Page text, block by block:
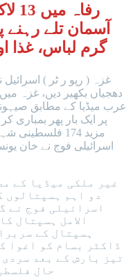
آسمان تلے
گرم لباس، غذا
غزہ ( رپو ر ٹر )
دھجیاں بکھیر دیں، غزہ
عرب میڈیا کے مطابق
اسرائیلی فوج نے خان
غیر ملکی میڈیا کے
دو اہم ہسپتالوں
اسرائیلی فوج نے
الامل ہسپتال
ہسپتال کے
ڈاکٹر بسام کو اغوا
تیز بارش کے بعد
حال